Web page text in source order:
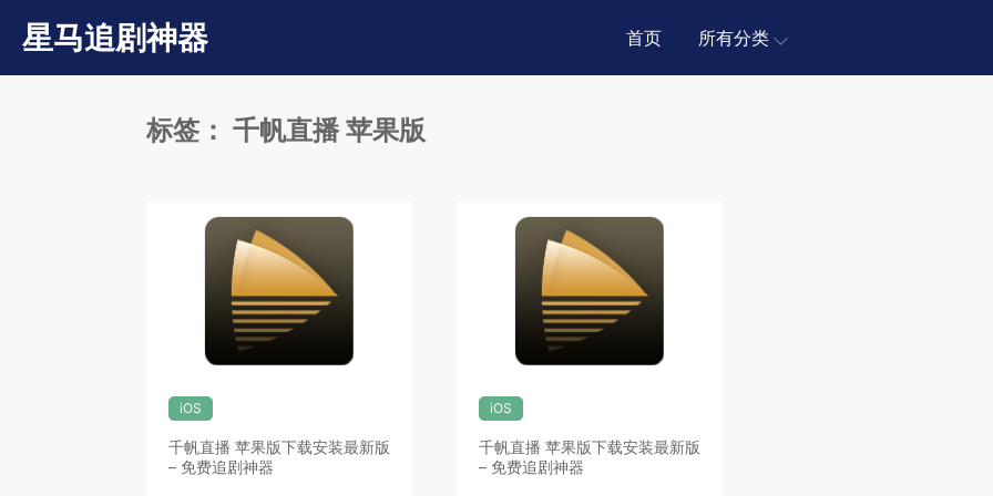
星马追剧神器 首页 所有分类
标签： 千帆直播 苹果版
iOS
千帆直播 苹果版下载安装最新版
– 免费追剧神器
iOS
千帆直播 苹果版下载安装最新版
– 免费追剧神器